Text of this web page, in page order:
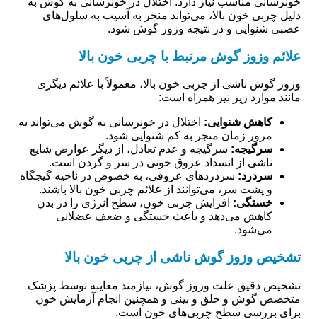
دلیل چربی خون بالا، می‌تواند منجر به آسیب به سلول‌های
عصبی شنوایی و در نتیجه وزوز گوش شود.
علائم وزوز گوش مرتبط با چربی خون بالا
وزوز گوش ناشی از چربی خون بالا، معمولاً با علائم دیگری
مانند موارد زیر نیز همراه است:
کاهش شنوایی: اختلال در خونرسانی به گوش می‌تواند به
مرور زمان منجر به کم شنوایی شود.
سرگیجه: سرگیجه و عدم تعادل، از دیگر عوارض شایع
ناشی از انسداد عروق خونی در سر و گردن است.
سردرد: سردردهای عروقی، به خصوص در ناحیه گیجگاه
و پشت سر، می‌توانند از علائم چربی خون بالا باشند.
خستگی: افزایش چربی خون، سطح انرژی را در بدن
کاهش می‌دهد و باعث خستگی و ضعف عضلانی
می‌شود.
تشخیص وزوز گوش ناشی از چربی خون بالا
تشخیص دقیق علت وزوز گوش، نیازمند معاینه توسط پزشک
متخصص گوش و حلق و بینی و همچنین انجام آزمایش خون
برای بررسی سطح چربی‌های خون است.